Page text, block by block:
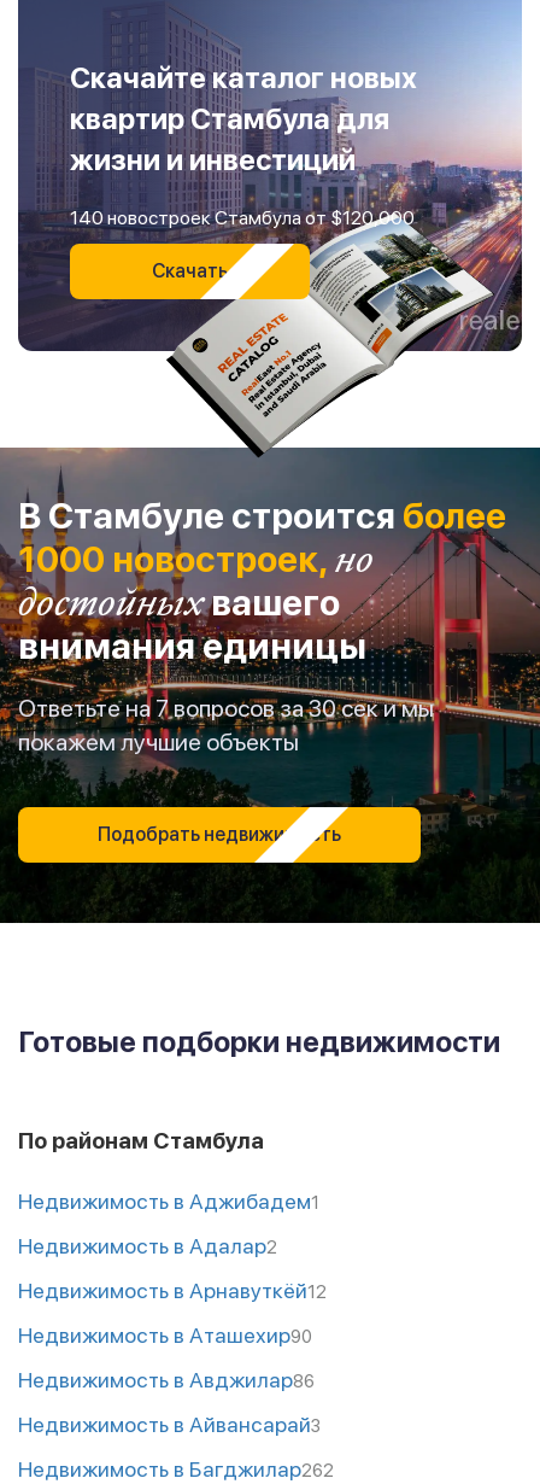
Скачайте каталог новых
квартир Стамбула для
жизни и инвестиций
140 новостроек Стамбула от $120,000
Скачать
В Стамбуле строится более
1000 новостроек,но
достойныхвашего
внимания единицы
Ответьте на 7 вопросов за 30 сек и мы
покажем лучшие объекты
Подобрать недвижимость
Готовые подборки недвижимости
По районам Стамбула
Недвижимость в Аджибадем1
Недвижимость в Адалар2
Недвижимость в Арнавуткёй12
Недвижимость в Аташехир90
Недвижимость в Авджилар86
Недвижимость в Айвансарай3
Недвижимость в Багджилар262